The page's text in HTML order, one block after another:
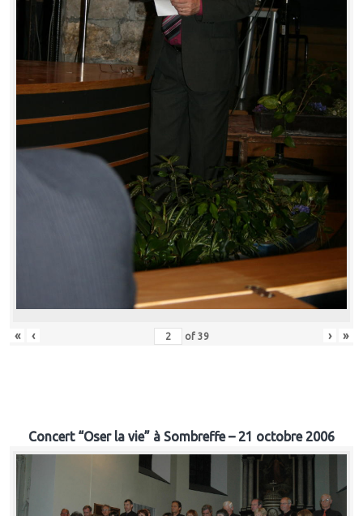
« ‹ of 39 › »
Concert “Oser la vie” à Sombreffe – 21 octobre 2006